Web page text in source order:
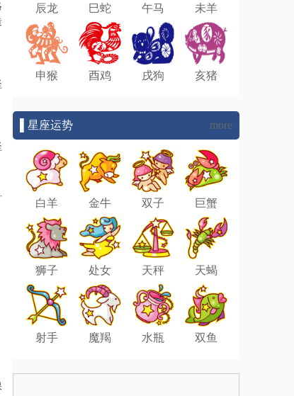
辰龙 巳蛇 午马 未羊
申猴 酉鸡 戌狗 亥猪
▌星座运势 more
白羊 金牛 双子 巨蟹
狮子 处女 天秤 天蝎
射手 魔羯 水瓶 双鱼